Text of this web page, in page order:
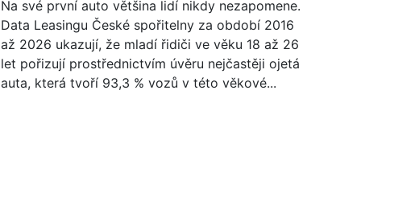
Na své první auto většina lidí nikdy nezapomene.
Data Leasingu České spořitelny za období 2016
až 2026 ukazují, že mladí řidiči ve věku 18 až 26
let pořizují prostřednictvím úvěru nejčastěji ojetá
auta, která tvoří 93,3 % vozů v této věkové...